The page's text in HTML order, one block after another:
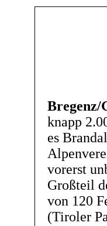
Bregenz/
knapp
es
vorerst
Großteil
von 120
(Tiroler